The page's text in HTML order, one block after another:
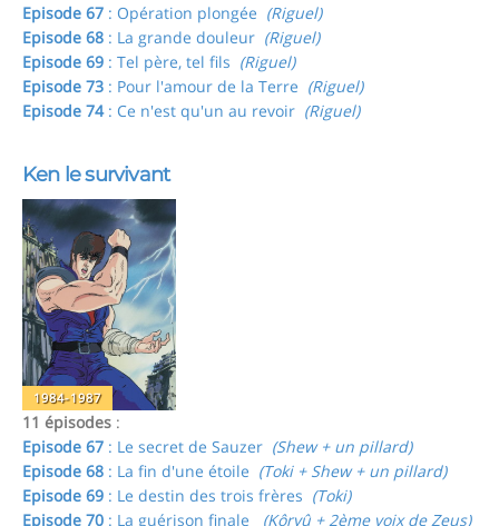
Episode 67 : Opération plongée (Riguel)
Episode 68 : La grande douleur (Riguel)
Episode 69 : Tel père, tel fils (Riguel)
Episode 73 : Pour l'amour de la Terre (Riguel)
Episode 74: Ce n'est qu'un au revoir (Riguel)
Ken le survivant
1984-1987
11 épisodes :
Episode 67 : Le secret de Sauzer (Shew + un pillard)
Episode 68 : La fin d'une étoile (Toki + Shew + un pillard)
Episode 69 : Le destin des trois frères (Toki)
Episode 70 : La guérison finale
(Kôryû + 2ème voix de Zeus)